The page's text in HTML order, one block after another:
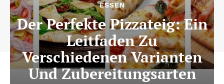
ESSEN
Der Perfekte Pizzateig: Ein
Leitfaden Zu
Verschiedenen Varianten
Und Zubereitungsarten